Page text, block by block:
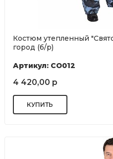
Костюм утепленный
город (б/р)
Артикул: СО012
4 420,00 р